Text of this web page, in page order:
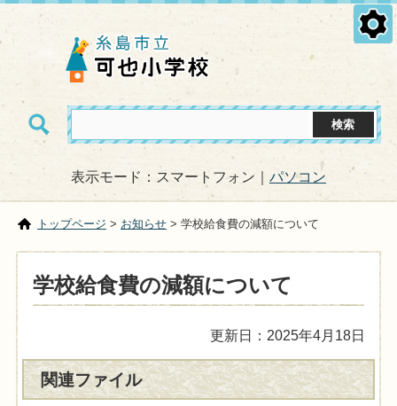
表示モード：スマートフォン｜ パソコン
トップページ > お知らせ> 学校給食費の減額について
学校給食費の減額について
更新日：2025年4月18日
関連ファイル